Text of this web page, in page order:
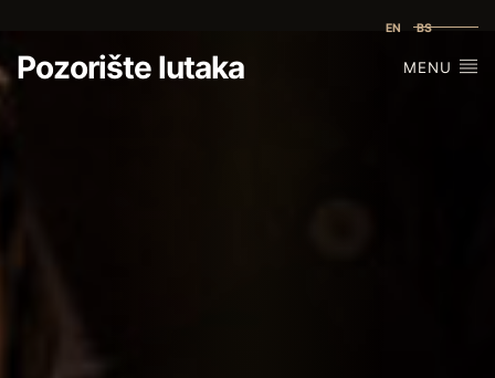
EN BS
Pozorište lutaka MENU